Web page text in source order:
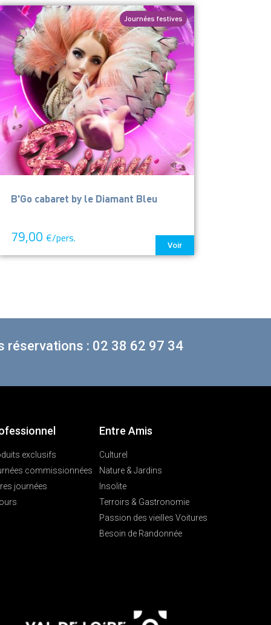
B'Go cabaret by le Diamant Bleu
79,00 €/pers.
Voir
Journées festives
réservations : 02 38 62 97 34
exclusifs
commissionnées
journées
Entre Amis
Culturel
Nature & Jardins
Insolite
Terroirs & Gastronomie
Passion des vieilles Voitures
Besoin de Randonnée